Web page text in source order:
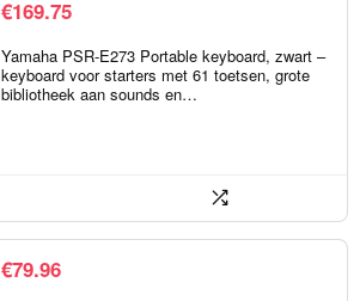
€169.75
Yamaha PSR-E273 Portable keyboard, zwart –
keyboard voor starters met 61 toetsen, grote
bibliotheek aan sounds en…
€79.96